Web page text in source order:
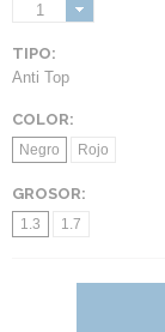
1
TIPO:
Anti Top
COLOR:
Negro Rojo
GROSOR:
1.3 1.7